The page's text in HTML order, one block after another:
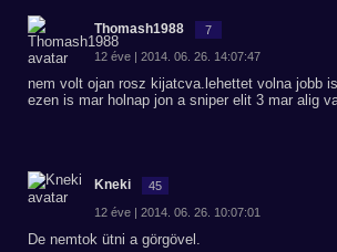
Thomash1988 7
12 éve | 2014. 06. 26. 14:07:47
nem volt ojan rosz kijatcva.lehettet volna jobb
ezen is mar holnap jon a sniper elit 3 mar alig
Kneki 45
12 éve | 2014. 06. 26. 10:07:01
De nemtok ütni a görgövel.